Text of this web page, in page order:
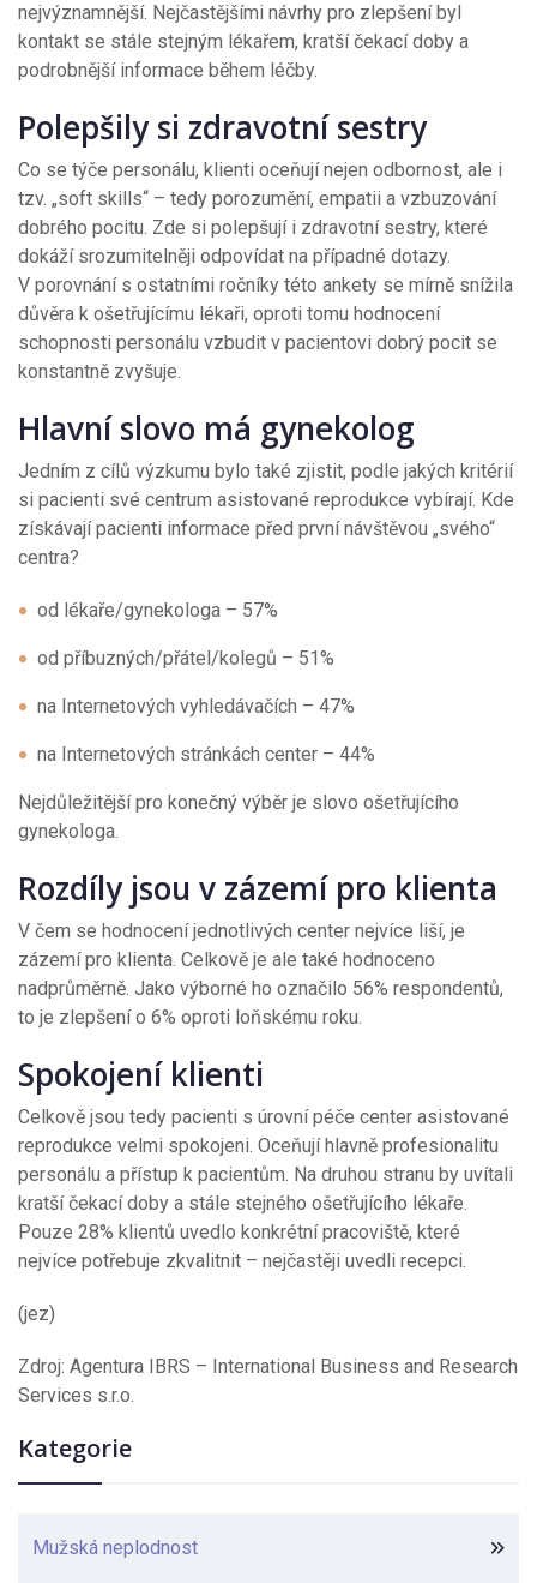
nejvýznamnější. Nejčastějšími návrhy pro zlepšení byl
kontakt se stále stejným lékařem, kratší čekací doby a
podrobnější informace během léčby.
Polepšily si zdravotní sestry
Co se týče personálu, klienti oceňují nejen odbornost, ale i
tzv. „soft skills“ – tedy porozumění, empatii a vzbuzování
dobrého pocitu. Zde si polepšují i zdravotní sestry, které
dokáží srozumitelněji odpovídat na případné dotazy.
V porovnání s ostatními ročníky této ankety se mírně snížila
důvěra k ošetřujícímu lékaři, oproti tomu hodnocení
schopnosti personálu vzbudit v pacientovi dobrý pocit se
konstantně zvyšuje.
Hlavní slovo má gynekolog
Jedním z cílů výzkumu bylo také zjistit, podle jakých kritérií
si pacienti své centrum asistované reprodukce vybírají. Kde
získávají pacienti informace před první návštěvou „svého“
centra?
od lékaře/gynekologa – 57%
od příbuzných/přátel/kolegů – 51%
na Internetových vyhledávačích – 47%
na Internetových stránkách center – 44%
Nejdůležitější pro konečný výběr je slovo ošetřujícího
gynekologa.
Rozdíly jsou v zázemí pro klienta
V čem se hodnocení jednotlivých center nejvíce liší, je
zázemí pro klienta. Celkově je ale také hodnoceno
nadprůměrně. Jako výborné ho označilo 56% respondentů,
to je zlepšení o 6% oproti loňskému roku.
Spokojení klienti
Celkově jsou tedy pacienti s úrovní péče center asistované
reprodukce velmi spokojeni. Oceňují hlavně profesionalitu
personálu a přístup k pacientům. Na druhou stranu by uvítali
kratší čekací doby a stále stejného ošetřujícího lékaře.
Pouze 28% klientů uvedlo konkrétní pracoviště, které
nejvíce potřebuje zkvalitnit – nejčastěji uvedli recepci.
(jez)
Zdroj: Agentura IBRS – International Business and Research
Services s.r.o.
Kategorie
Mužská neplodnost